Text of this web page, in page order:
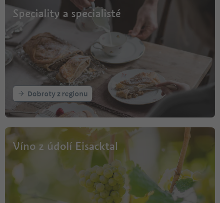
Speciality a specialisté
Dobroty z regionu
Víno z údolí Eisacktal